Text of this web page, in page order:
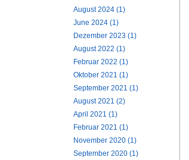
August 2024 (1)
June 2024 (1)
Dezember 2023 (1)
August 2022 (1)
Februar 2022 (1)
Oktober 2021 (1)
September 2021 (1)
August 2021 (2)
April 2021 (1)
Februar 2021 (1)
November 2020 (1)
September 2020 (1)